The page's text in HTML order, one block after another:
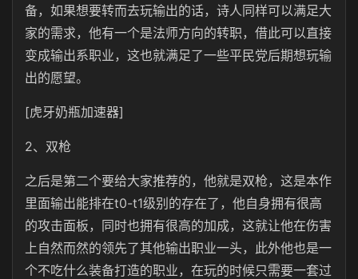
备，如果想要转而去玩输出的话，诗人同样可以满足大
家的需求，他有一个是法师方向的转职，借此可以直接
变成输出系职业，这也就满足了一些平民党后期想玩输
出的愿望。
[虎牙奶瓶加速器]
2、双枪
之后是第二个要给大家推荐的，他就是双枪，这是本作
里面输出能排在t0-t1级别的存在了，他自身拥有很高
的攻击面板，同时也拥有很高的加成，这就让他在伤害
上自然而然的领先了其他输出职业一头，此外他也是一
个不吃什么装备打造的职业，在玩的时候只需要一套过